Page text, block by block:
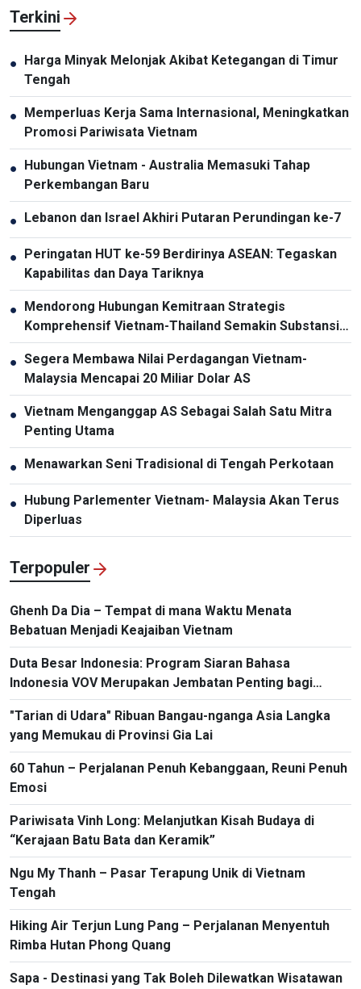
Terkini
●
Harga Minyak Melonjak Akibat Ketegangan di Timur
Tengah
●
Memperluas Kerja Sama Internasional, Meningkatkan
Promosi Pariwisata Vietnam
●
Hubungan Vietnam - Australia Memasuki Tahap
Perkembangan Baru
● Lebanon dan Israel Akhiri Putaran Perundingan ke-7
●
Peringatan HUT ke-59 Berdirinya ASEAN: Tegaskan
Kapabilitas dan Daya Tariknya
●
Mendorong Hubungan Kemitraan Strategis
Komprehensif Vietnam-Thailand Semakin Substansial
dan Efektif
● Segera Membawa Nilai Perdagangan Vietnam-
Malaysia Mencapai 20 Miliar Dolar AS
● Vietnam Menganggap AS Sebagai Salah Satu Mitra
Penting Utama
● Menawarkan Seni Tradisional di Tengah Perkotaan
●
Hubung Parlementer Vietnam- Malaysia Akan Terus
Diperluas
Terpopuler
Ghenh Da Dia – Tempat di mana Waktu Menata
Bebatuan Menjadi Keajaiban Vietnam
Duta Besar Indonesia: Program Siaran Bahasa
Indonesia VOV Merupakan Jembatan Penting bagi
Hubungan Bilateral
"Tarian di Udara" Ribuan Bangau-nganga Asia Langka
yang Memukau di Provinsi Gia Lai
60 Tahun – Perjalanan Penuh Kebanggaan, Reuni Penuh
Emosi
Pariwisata Vinh Long: Melanjutkan Kisah Budaya di
“Kerajaan Batu Bata dan Keramik”
Ngu My Thanh – Pasar Terapung Unik di Vietnam
Tengah
Hiking Air Terjun Lung Pang – Perjalanan Menyentuh
Rimba Hutan Phong Quang
Sapa - Destinasi yang Tak Boleh Dilewatkan Wisatawan